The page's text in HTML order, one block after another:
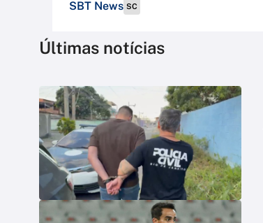
SBT News SC
Últimas notícias